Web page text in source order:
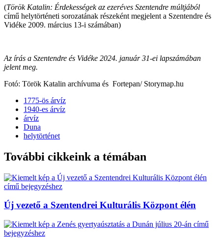
(Török Katalin: Érdekességek az ezeréves Szentendre múltjából
című helytörténeti sorozatának részeként megjelent a Szentendre és
Vidéke 2009. március 13-i számában)
Az írás a Szentendre és Vidéke 2024. január 31-ei lapszámában
jelent meg.
Fotó: Török Katalin archívuma és Fortepan/ Storymap.hu
1775-ös árvíz
1940-es árvíz
árvíz
Duna
helytörténet
További cikkeink a témában
Új vezető a Szentendrei Kulturális Központ élén